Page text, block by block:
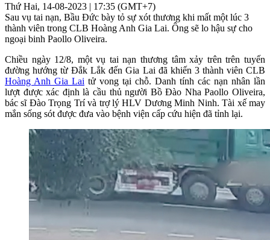
Thứ Hai, 14-08-2023 | 17:35 (GMT+7)
Sau vụ tai nạn, Bầu Đức bày tỏ sự xót thương khi mất một lúc 3
thành viên trong CLB Hoàng Anh Gia Lai. Ông sẽ lo hậu sự cho
ngoại binh Paollo Oliveira.
Chiều ngày 12/8, một vụ tai nạn thương tâm xảy trên trên tuyến
đường hướng từ Đắk Lắk đến Gia Lai đã khiến 3 thành viên CLB
Hoàng Anh Gia Lai tử vong tại chỗ. Danh tính các nạn nhân lần
lượt được xác định là cầu thủ người Bồ Đào Nha Paollo Oliveira,
bác sĩ Đào Trọng Trí và trợ lý HLV Dương Minh Ninh. Tài xế may
mắn sống sót được đưa vào bệnh viện cấp cứu hiện đã tỉnh lại.